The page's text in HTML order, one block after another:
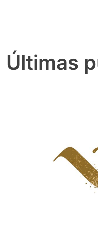
Últimas